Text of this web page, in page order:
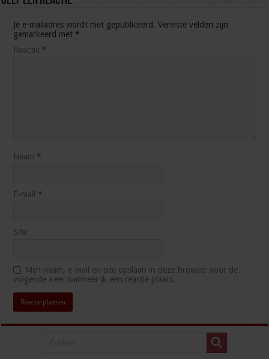
Je e-mailadres wordt niet gepubliceerd. Vereiste velden zijn
gemarkeerd met *
Reactie *
Naam *
E-mail *
Site
Mijn naam, e-mail en site opslaan in deze browser voor de
volgende keer wanneer ik een reactie plaats.